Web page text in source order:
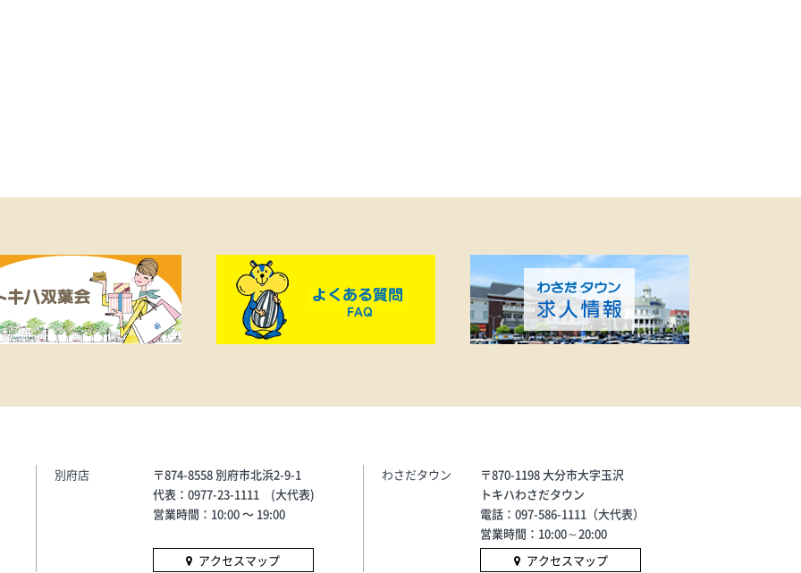
別府店
〒874-8558 別府市北浜2-9-1
代表：0977-23-1111 (大代表)
営業時間：10:00 〜 19:00
アクセスマップ
わさだタウン
〒870-1198 大分市大字玉沢
トキハわさだタウン
電話：097-586-1111（大代表）
営業時間：10:00～20:00
アクセスマップ